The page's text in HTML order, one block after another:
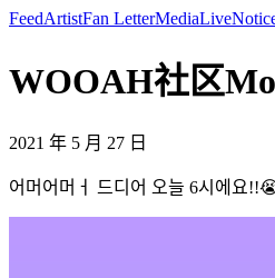
FeedArtistFan LetterMediaLive
WOOAH社区
2021 年 5 月 27 日
어머어머ㅓ 드디어 오늘 6시에요